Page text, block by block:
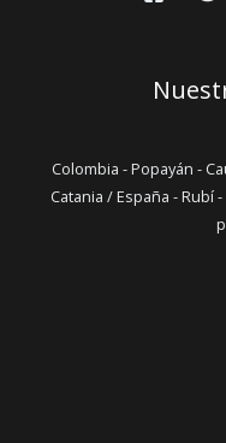
Colombia - Popayán -
Catania / España - Rubí